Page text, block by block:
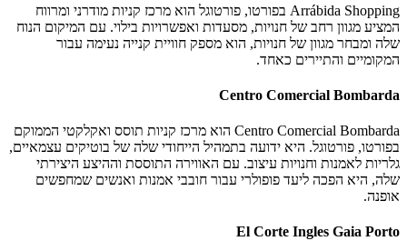
Arrábida Shopping בפורטו, פורטוגל הוא מרכז קניות מודרני ומרווח
המציע מגוון רחב של חנויות, מסעדות ואפשרויות בילוי. עם המיקום הנוח
שלה ומבחר מגוון של חנויות, הוא מספק חוויית קנייה נעימה עבור
המקומיים והתיירים כאחד.
Centro Comercial Bombarda
Centro Comercial Bombarda הוא מרכז קניות תוסס ואקלקטי הממוקם
בפורטו, פורטוגל. היא ידועה בתמהיל הייחודי שלה של בוטיקים עצמאיים,
גלריות לאמנות וחנויות עיצוב. עם האווירה התוססת וההיצע היצירתי
שלה, היא הפכה ליעד פופולרי עבור חובבי אמנות ואנשים שמחפשים
אופנה.
El Corte Ingles Gaia Porto